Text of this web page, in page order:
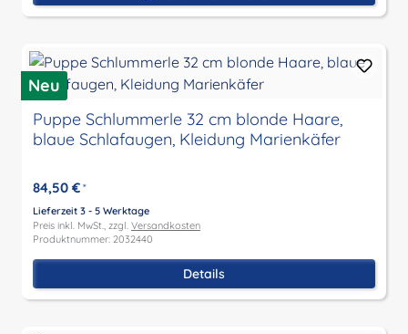
Neu
Puppe Schlummerle 32 cm blonde Haare,
blaue Schlafaugen, Kleidung Marienkäfer
84,50 € *
Lieferzeit 3 - 5 Werktage
Preis inkl. MwSt., zzgl. Versandkosten
Produktnummer: 2032440
Details